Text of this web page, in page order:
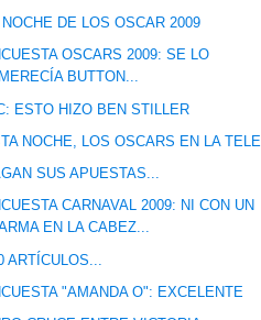
NOCHE DE LOS OSCAR 2009
OSCARS 2009: SE LO
BUTTON...
ESTO HIZO BEN STILLER
NOCHE, LOS OSCARS EN LA TELE
SUS APUESTAS...
CARNAVAL 2009: NI CON UN
EN LA CABEZ...
ARTÍCULOS...
"AMANDA O": EXCELENTE